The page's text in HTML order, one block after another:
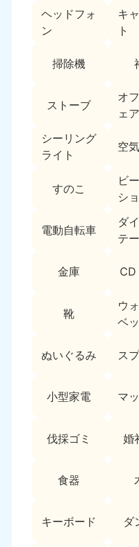
ヘッドフォ
ン
キ
ト
掃除機
ストーブ
オ
ェア
シーリング
ライト
空
すのこ
ビ
シ
電動自転車
ダ
テ
金庫 CD
靴
ウ
ベ
ぬいぐるみ ス
小型家電 マ
伐採ゴミ 婚
食器
キーボード ダ
福島県
050-1881-5271
東京都
050-1881-5265
9:00〜19:00 年中無休
050-1881-5268
9:00〜19:00 年中無休
栃木県
050-1881-5270
050-1881-5267
9:00〜19:00 年中無休
050-1881-5255
9:00〜19:00 年中無休
静岡県
050-1881-5258
9:00〜19:00 年中無